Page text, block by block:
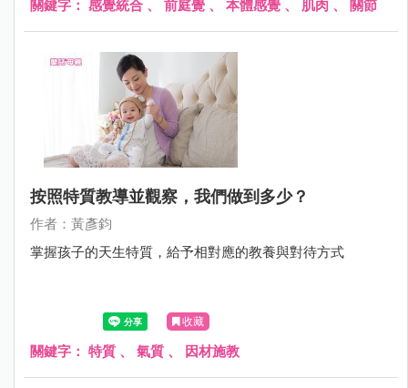
關鍵字： 感覺統合 、 前庭覺 、 本體感覺 、 肌肉 、 關節
按照特質教導並觀察，我們做到多少？
作者：黃彥鈞
掌握孩子的天生特質，給予相對應的教養與對待方式
收藏
關鍵字： 特質 、 氣質 、 因材施教